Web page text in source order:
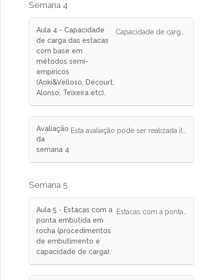
Semana 4
Aula 4 - Capacidade
de carga das estacas
com base em
métodos semi-
empíricos
(Aoki&Velloso, Décourt,
Alonso, Teixeira etc).
Avaliação
da
semana 4
Semana 5
Aula 5 - Estacas com a
ponta embutida em
rocha (procedimentos
de embutimento e
capacidade de carga).